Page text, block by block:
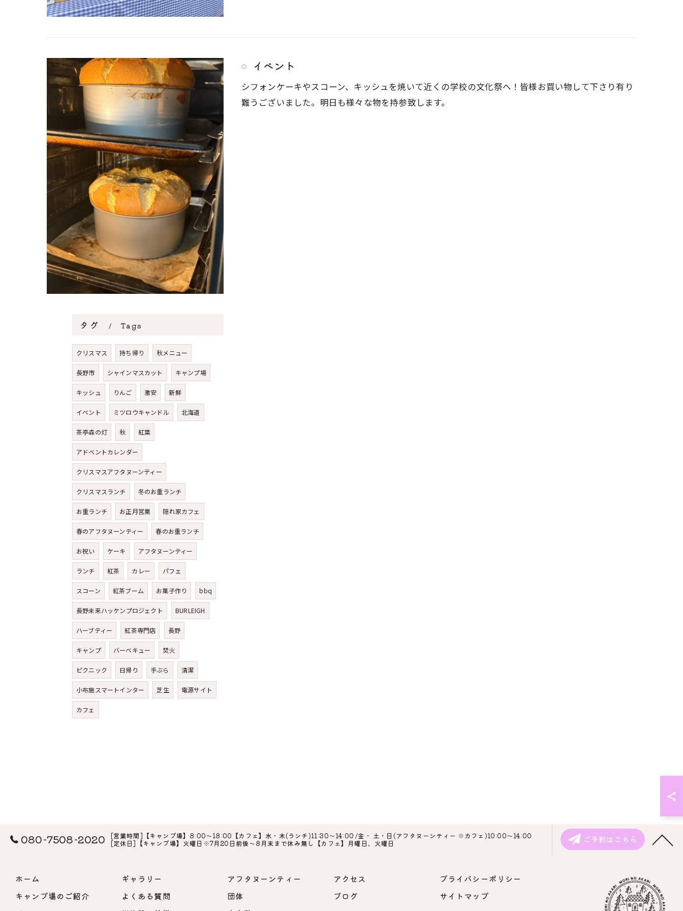
イベント
シフォンケーキやスコーン、キッシュを焼いて近くの学校の文化祭へ！皆様お買い物して下さり有り
難うございました。明日も様々な物を持参致します。
タグ Tags
クリスマス 持ち帰り 秋メニュー
長野市 シャインマスカット キャンプ場
キッシュ りんご 激安 新鮮
イベント ミツロウキャンドル 北海道
茶亭森の灯 秋 紅葉
アドベントカレンダー
クリスマスアフタヌーンティー
クリスマスランチ 冬のお重ランチ
お重ランチ お正月営業 隠れ家カフェ
春のアフタヌーンティー 春のお重ランチ
お祝い ケーキ アフタヌーンティー
ランチ 紅茶 カレー パフェ
スコーン 紅茶ブーム お菓子作り bbq
長野未来ハッケンプロジェクト BURLEIGH
ハーブティー 紅茶専門店 長野
キャンプ バーベキュー 焚火
ピクニック 日帰り 手ぶら 清潔
小布施スマートインター 芝生 電源サイト
カフェ
080-7508-2020 [営業時間]【キャンプ場】8:00～18:00【カフェ】水・木(ランチ)11:30～14:00 /金・ 土・日(アフタヌーンティー ※カフェ)10:00～14:00
[定休日]【キャンプ場】火曜日※7月20日前後～8月末まで休み無し【カフェ】月曜日、火曜日 ご予約はこちら
ホーム
キャンプ場のご紹介
ギャラリー
よくある質問
アフタヌーンティー
団体
アクセス
ブログ
プライバシーポリシー
サイトマップ